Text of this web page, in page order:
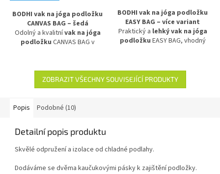
BODHI vak na jóga podložku
CANVAS BAG – šedá
Odolný a kvalitnívak na jóga
podložku CANVAS BAG v
ramenním popruhempro
pohodlné přenášení. Vhodný pro
podložky do 70 cm, ideální pro
BODHI vak na jóga podložku
EASY BAG – více variant
Praktický a lehký vak na jóga
podložku EASY BAG, vhodný
chrání podložku před vlhkem a
nečistotami, ideální pro
pohodlné přenášení doma, ve
ZOBRAZIT VŠECHNY SOUVISEJÍCÍ PRODUKTY
Popis Podobné (10)
Detailní popis produktu
Skvělé odpružení a izolace od chladné podlahy.
Dodáváme se dvěma kaučukovými pásky k zajištění podložky.